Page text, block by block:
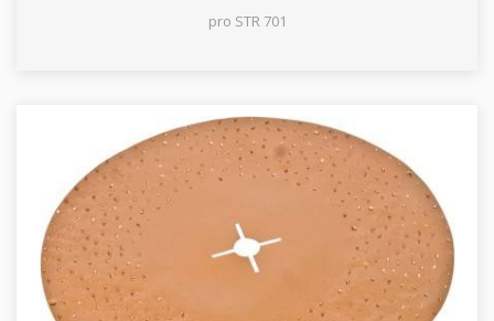
pro STR 701